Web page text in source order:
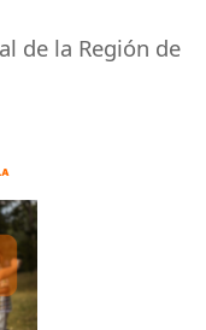
de la Región de